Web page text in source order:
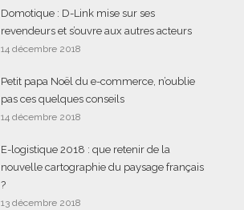
Domotique : D-Link mise sur ses
revendeurs et s’ouvre aux autres acteurs
14 décembre 2018
Petit papa Noël du e-commerce, n’oublie
pas ces quelques conseils
14 décembre 2018
E-logistique 2018 : que retenir de la
nouvelle cartographie du paysage français
?
13 décembre 2018